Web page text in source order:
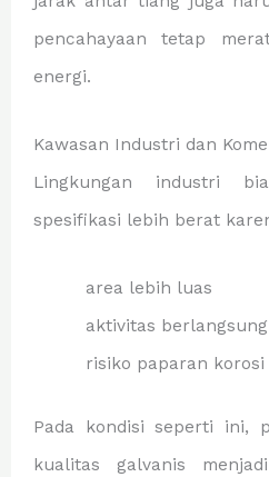
pencahayaan tetap
energi.
Kawasan Industri dan
Lingkungan industri
spesifikasi lebih berat
area lebih luas
aktivitas
risiko paparan
Pada kondisi seperti ini,
kualitas galvanis